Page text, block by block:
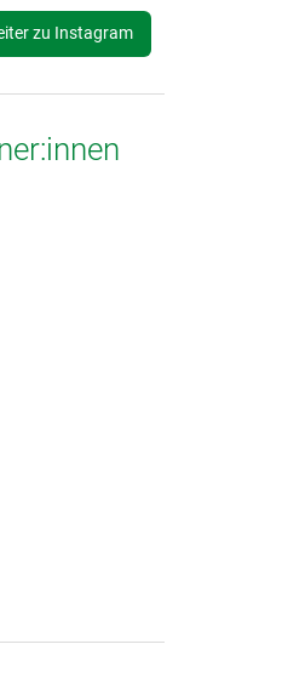
zu Instagram